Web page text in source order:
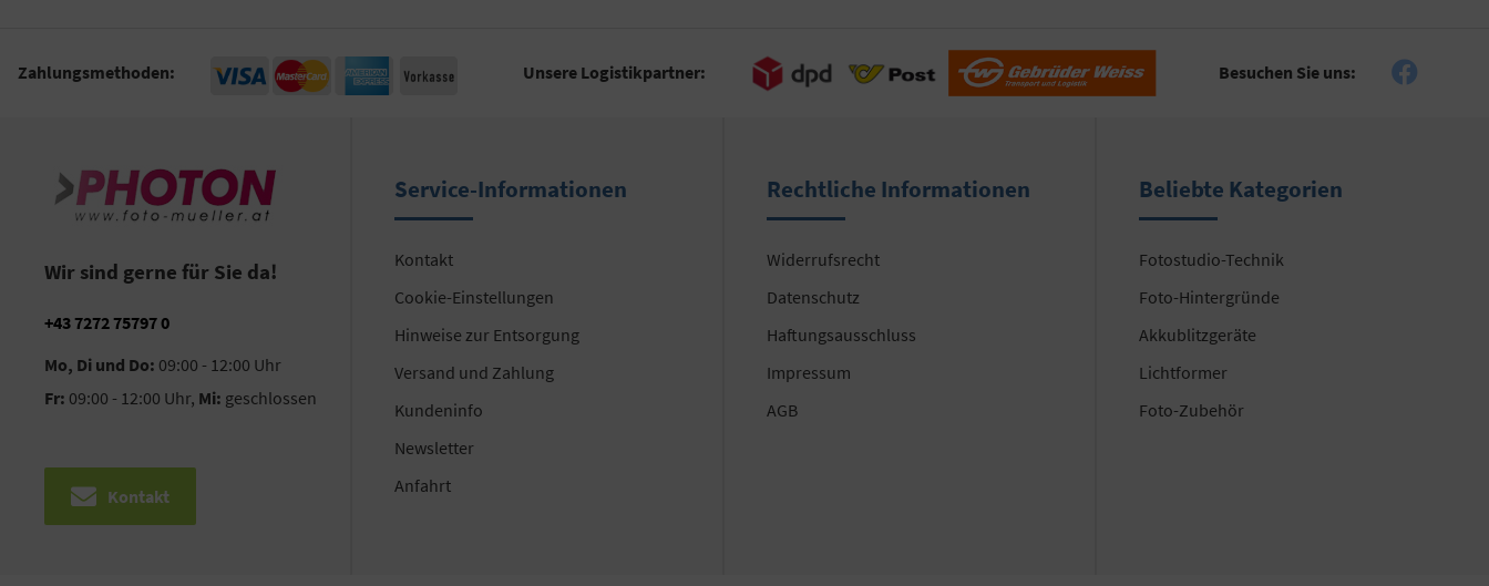
Zahlungsmethoden: Unsere Logistikpartner: Besuchen Sie uns:
Wir sind gerne für Sie da!
+43 7272 75797 0
Mo, Di und Do: 09:00 - 12:00 Uhr
Fr: 09:00 - 12:00 Uhr, Mi: geschlossen
Kontakt
Service-Informationen
Kontakt
Cookie-Einstellungen
Hinweise zur Entsorgung
Versand und Zahlung
Kundeninfo
Newsletter
Anfahrt
Rechtliche Informationen
Widerrufsrecht
Datenschutz
Haftungsausschluss
Impressum
AGB
Beliebte Kategorien
Fotostudio-Technik
Foto-Hintergründe
Akkublitzgeräte
Lichtformer
Foto-Zubehör